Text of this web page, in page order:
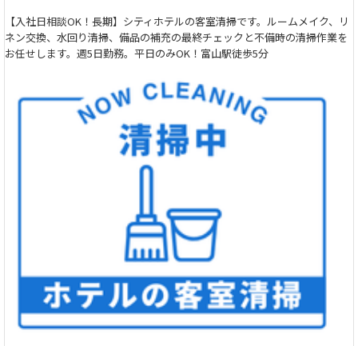
【入社日相談OK！長期】シティホテルの客室清掃です。ルームメイク、リ
ネン交換、水回り清掃、備品の補充の最終チェックと不備時の清掃作業を
お任せします。週5日勤務。平日のみOK！富山駅徒歩5分